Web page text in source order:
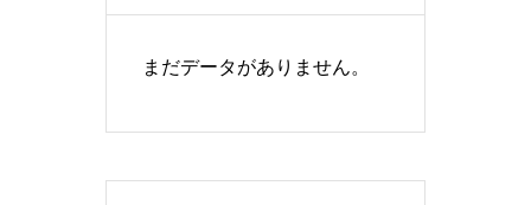
まだデータがありません。